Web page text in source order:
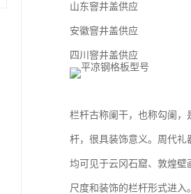
山东窨井盖供应
安徽窨井盖供应
四川窨井盖供应
栏杆古称阑干，也称勾阑，
杆，很具装饰意义。周代礼
均可见于云冈石窟、敦煌壁
尺度和装饰的栏杆形式进入